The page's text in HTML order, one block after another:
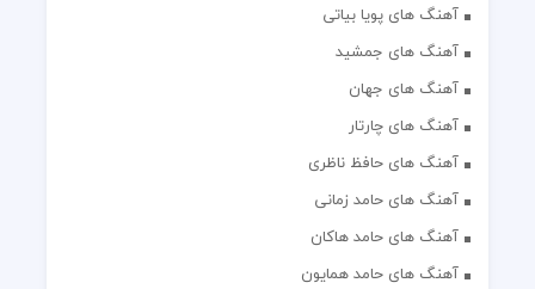
آهنگ های پویا بیاتی
آهنگ های جمشید
آهنگ های جهان
آهنگ های چارتار
آهنگ های حافظ ناظری
آهنگ های حامد زمانی
آهنگ های حامد هاکان
آهنگ های حامد همایون